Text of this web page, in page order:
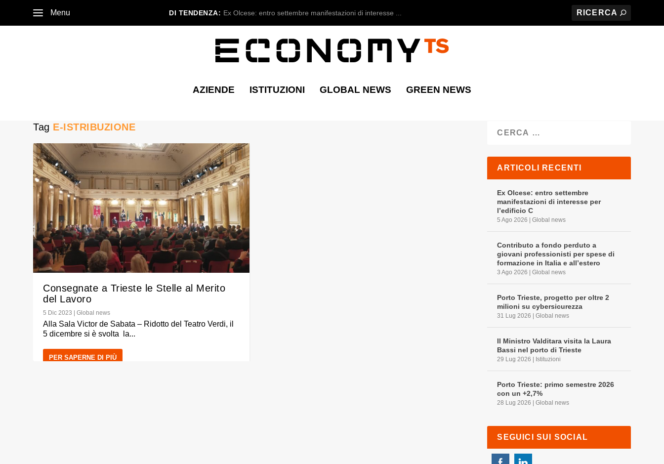
Menu DI TENDENZA: Ex Olcese: entro settembre manifestazioni di interesse ...
AZIENDE ISTITUZIONI GLOBAL NEWS GREEN NEWS
Tag E-ISTRIBUZIONE
Consegnate a Trieste le Stelle al Merito
del Lavoro
5 Dic 2023 |Global news
Alla Sala Victor de Sabata – Ridotto del Teatro Verdi, il
5 dicembre si è svolta la...
PER SAPERNE DI PIÙ
ARTICOLI RECENTI
Ex Olcese: entro settembre
manifestazioni di interesse per
l’edificio C
5 Ago 2026 |Global news
Contributo a fondo perduto a
giovani professionisti per spese di
formazione in Italia e all’estero
3 Ago 2026 |Global news
Porto Trieste, progetto per oltre 2
milioni su cybersicurezza
31 Lug 2026 |Global news
Il Ministro Valditara visita la Laura
Bassi nel porto di Trieste
29 Lug 2026 Istituzioni
Porto Trieste: primo semestre 2026
con un +2,7%
28 Lug 2026 |Global news
SEGUICI SUI SOCIAL